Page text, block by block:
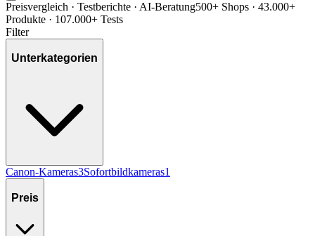
Preisvergleich · Testberichte · AI-Beratung500+ Shops · 43.000+
Produkte · 107.000+ Tests
Filter
Unterkategorien
Canon-Kameras3Sofortbildkameras1
Preis